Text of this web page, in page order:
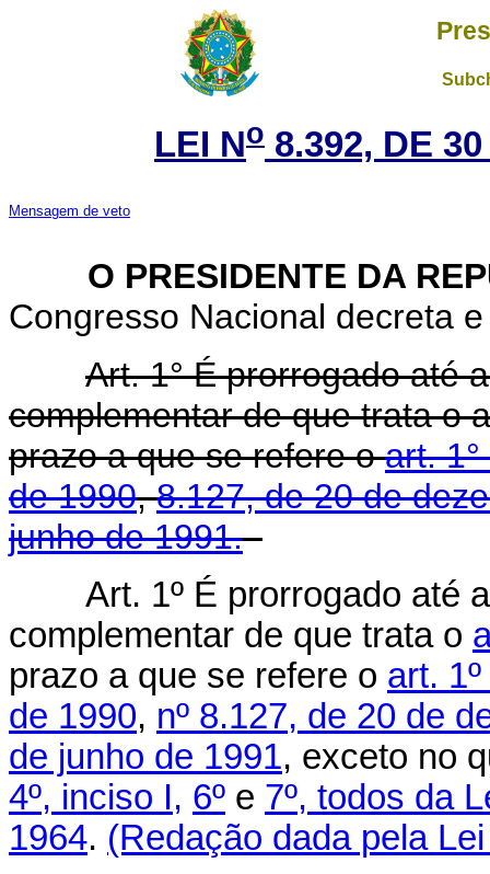
LEI No 8.392, DE
Mensagem de veto
O PRESIDENTE DA
Congresso Nacional decreta
Art. 1° É prorrogado até
complementar de que trata o
prazo a que se refere oart.
de 1990,8.127, de 20 de
junho de 1991.
Art. 1º É prorrogado até
complementar de que trata o
prazo a que se refere o art.
de 1990, nº 8.127, de 20 de
de junho de 1991, exceto no
4º, inciso I, 6º e 7º, todos da
1964. (Redação dada pela